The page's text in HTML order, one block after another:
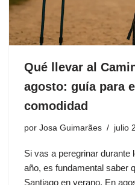
Qué llevar al
agosto: guía para
comodidad
por Josa Guimarães julio
Si vas a peregrinar
año, es fundamental saber
Santiago en verano. En